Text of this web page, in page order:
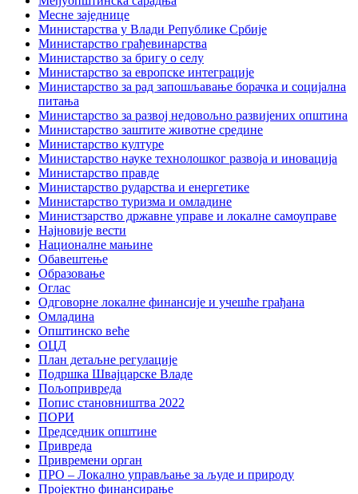
Месне заједнице
Министарства у Влади Републике Србије
Министарство грађевинарства
Министарство за бригу о селу
Министарство за европске интеграције
Министарство за рад запошљавање борачка и социјална
питања
Министарство за развој недовољно развијених општина
Министарство заштите животне средине
Министарство културе
Министарство науке технолошког развоја и иновација
Министарство правде
Министарство рударства и енергетике
Министарство туризма и омладине
Министзарство државне управе и локалне самоуправе
Најновије вести
Националне мањине
Обавештење
Образовање
Оглас
Одговорне локалне финансије и учешће грађана
Омладина
Општинско веће
ОЦД
План детаљне регулације
Подршка Швајцарске Владе
Пољопривреда
Попис становништва 2022
ПОРИ
Председник општине
Привреда
Привремени орган
ПРО – Локално управљање за људе и природу
Пројектно финансирање